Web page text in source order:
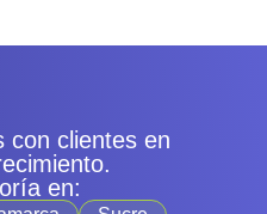
con clientes en
en: